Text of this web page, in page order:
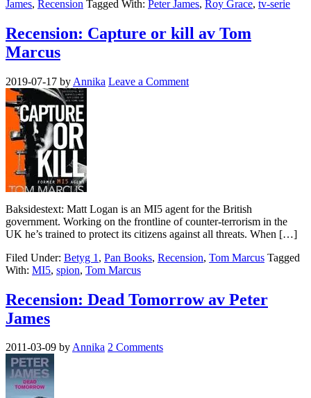
James, Recension Tagged With: Peter James, Roy Grace, tv-serie
Recension: Capture or kill av Tom
Marcus
2019-07-17 by Annika Leave a Comment
Baksidestext: Matt Logan is an MI5 agent for the British
government. Working on the frontline of counter-terrorism in the
UK he’s trained to protect its citizens against all threats. When […]
Filed Under: Betyg 1 , Pan Books, Recension, Tom Marcus Tagged
With: MI5, spion, Tom Marcus
Recension: Dead Tomorrow av Peter
James
2011-03-09 byAnnika 2 Comments